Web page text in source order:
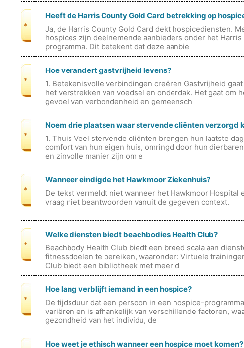
*
Heeft de Harris County Gold Card betrekking op
Ja, de Harris County Gold Card dekt hospicediensten.
hospices zijn deelnemende aanbieders onder het Harris
programma. Dit betekent dat deze aanbie
*
Hoe verandert gastvrijheid levens?
1. Betekenisvolle verbindingen creëren Gastvrijheid
het verstrekken van voedsel en onderdak. Het gaat om
gevoel van verbondenheid en gemeensch
*
Noem drie plaatsen waar stervende cliënten verzorgd
1. Thuis Veel stervende cliënten brengen hun laatste
comfort van hun eigen huis, omringd door hun
en zinvolle manier zijn om e
*
Wanneer eindigde het Hawkmoor Ziekenhuis?
De tekst vermeldt niet wanneer het Hawkmoor Hospital
vraag niet beantwoorden vanuit de gegeven context.
*
Welke diensten biedt beachbodies Health Club?
Beachbody Health Club biedt een breed scala aan
fitnessdoelen te bereiken, waaronder: Virtuele
Club biedt een bibliotheek met meer d
*
Hoe lang verblijft iemand in een hospice?
De tijdsduur dat een persoon in een hospice-
variëren en is afhankelijk van verschillende factoren,
gezondheid van het individu, de
Hoe weet je ethisch wanneer een hospice moet komen?